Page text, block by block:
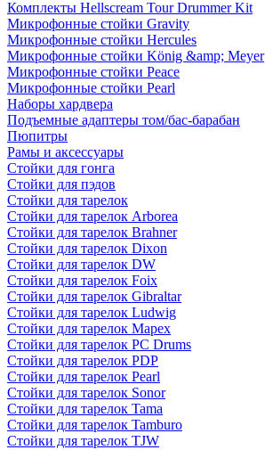
Комплекты Hellscream Tour Drummer Kit
Микрофонные стойки Gravity
Микрофонные стойки Hercules
Микрофонные стойки König &amp; Meyer
Микрофонные стойки Peace
Микрофонные стойки Pearl
Наборы хардвера
Подъемные адаптеры том/бас-барабан
Пюпитры
Рамы и аксессуары
Стойки для гонга
Стойки для пэдов
Стойки для тарелок
Стойки для тарелок Arborea
Стойки для тарелок Brahner
Стойки для тарелок Dixon
Стойки для тарелок DW
Стойки для тарелок Foix
Стойки для тарелок Gibraltar
Стойки для тарелок Ludwig
Стойки для тарелок Mapex
Стойки для тарелок PC Drums
Стойки для тарелок PDP
Стойки для тарелок Pearl
Стойки для тарелок Sonor
Стойки для тарелок Tama
Стойки для тарелок Tamburo
Стойки для тарелок TJW